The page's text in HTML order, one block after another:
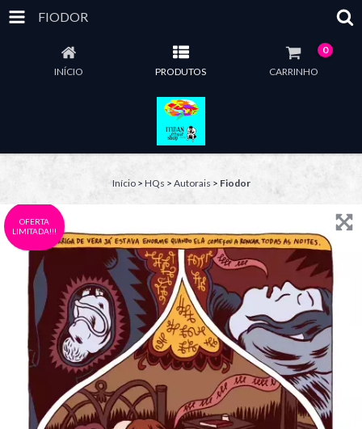
FIODOR
INÍCIO PRODUTOS CARRINHO
0
Início > HQs > Autorais > Fiodor
OFERTA
LIMITADA!!!